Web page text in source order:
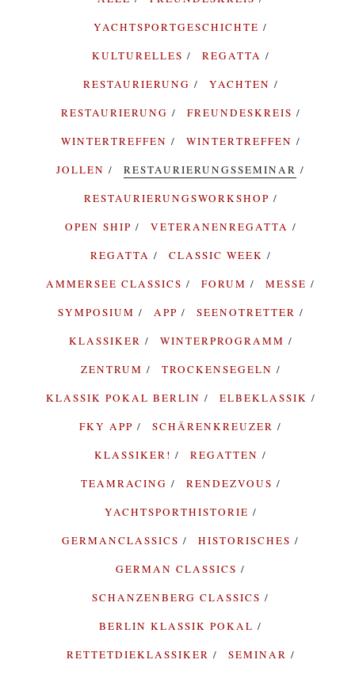
YACHTSPORTGESCHICHTE
KULTURELLES
REGATTA
RESTAURIERUNG
YACHTEN
RESTAURIERUNG
FREUNDESKREIS
WINTERTREFFEN
WINTERTREFFEN
JOLLEN
RESTAURIERUNGSSEMINAR
RESTAURIERUNGSWORKSHOP
OPEN SHIP
VETERANENREGATTA
REGATTA
CLASSIC WEEK
AMMERSEE CLASSICS
FORUM
MESSE
SYMPOSIUM
APP
SEENOTRETTER
KLASSIKER
WINTERPROGRAMM
ZENTRUM
TROCKENSEGELN
KLASSIK POKAL BERLIN
ELBEKLASSIK
FKY APP
SCHÄRENKREUZER
KLASSIKER!
REGATTEN
TEAMRACING
RENDEZVOUS
YACHTSPORTHISTORIE
GERMANCLASSICS
HISTORISCHES
GERMAN CLASSICS
SCHANZENBERG CLASSICS
BERLIN KLASSIK POKAL
RETTETDIEKLASSIKER
SEMINAR